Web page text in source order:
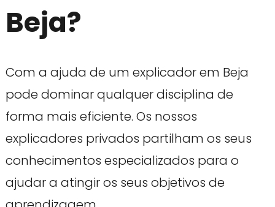
Beja?
Com a ajuda de um explicador em Beja
pode dominar qualquer disciplina de
forma mais eficiente. Os nossos
explicadores privados partilham os seus
conhecimentos especializados para o
ajudar a atingir os seus objetivos de